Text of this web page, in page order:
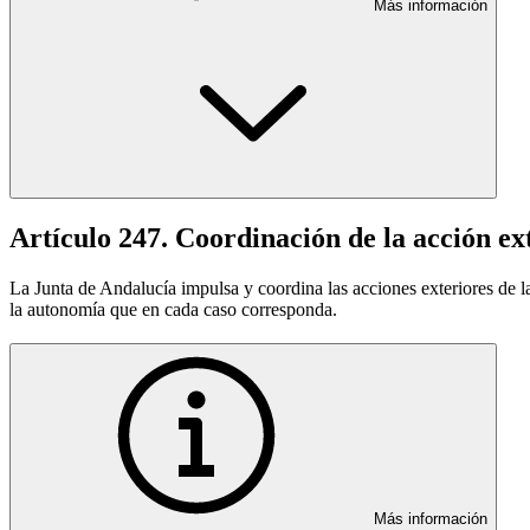
Más información
Artículo 247. Coordinación de la acción
La Junta de Andalucía impulsa y coordina las acciones exteriores de
la autonomía que en cada caso corresponda.
Más información